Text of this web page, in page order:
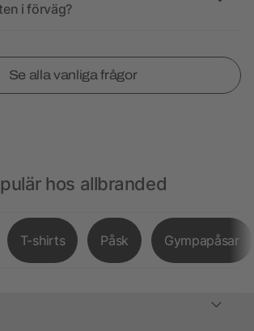
i förväg?
Se alla vanliga frågor
hos allbranded
T-shirts Påsk Gympapåsar